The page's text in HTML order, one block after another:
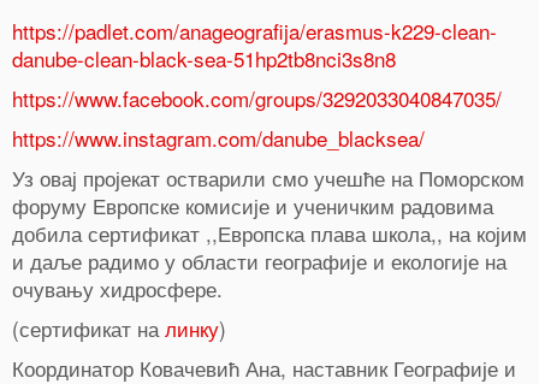
https://padlet.com/anageografija/erasmus-k229-clean-
danube-clean-black-sea-51hp2tb8nci3s8n8
https://www.facebook.com/groups/3292033040847035/
https://www.instagram.com/danube_blacksea/
Уз овај пројекат остварили смо учешће на Поморском
форуму Европске комисије и ученичким радовима
добила сертификат ,,Европска плава школа,, на којим
и даље радимо у области географије и екологије на
очувању хидросфере.
(сертификат налинку)
Координатор Ковачевић Ана, наставник Географије и